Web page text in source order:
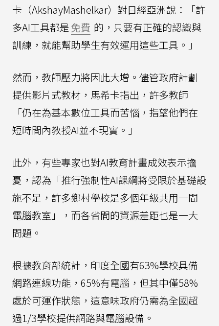
卡（AkshayMashelkar）對日經亞洲說：「許
多AI工具都是免費 的，只要有正確的認識與
訓練，就能幫助學生有效運用這些工具。」
然而，教師壓力將因此大增。儘管政府計劃
提供影片式教材，馬希卡指出，許多教師
「仍在為基本數位工具而苦惱，指望他們在
短時間內教授AI並不現實。」
此外，有些專家也對AI教育計畫成效表示擔
憂，認為「推行強制性AI課綱將受限於基礎設
施不足，許多鄉村學校是多個年級共用一間
電腦教室」，而各省間的資源差距也是一大
問題。
根據教育部統計，印度全國有63%學校具備
網路連線功能，65%有電腦，但其中僅58%
處於可運作狀態，這意味政府仍需為全國超
過1/3學校提供網路與電腦設備。